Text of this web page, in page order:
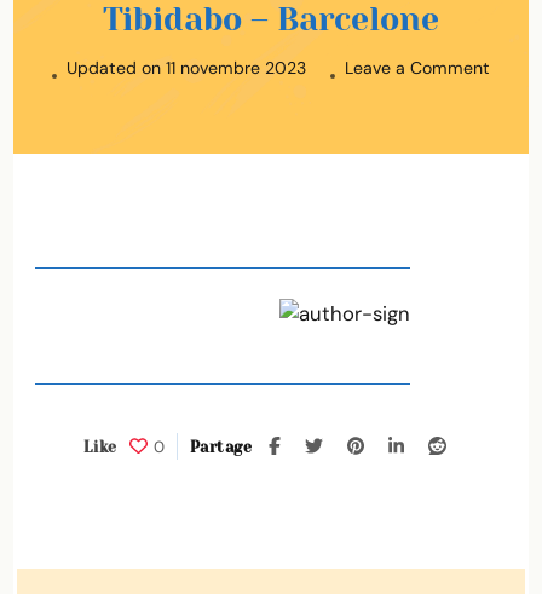
Tibidabo – Barcelone
Updated on 11 novembre 2023 Leave a Comment
0
Like Partage